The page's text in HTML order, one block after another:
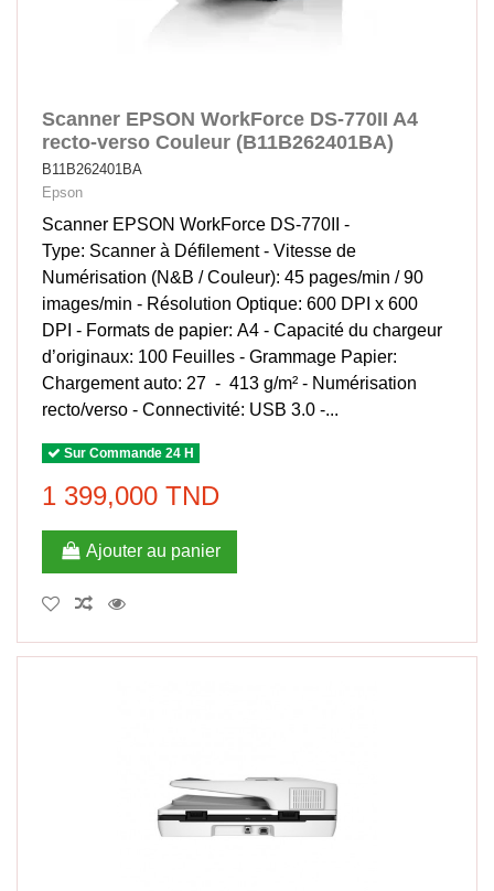
Scanner EPSON WorkForce DS-770II A4
recto-verso Couleur (B11B262401BA)
B11B262401BA
Epson
Scanner EPSON WorkForce DS-770II -
Type: Scanner à Défilement - Vitesse de
Numérisation (N&B / Couleur): 45 pages/min / 90
images/min - Résolution Optique: 600 DPI x 600
DPI - Formats de papier: A4 - Capacité du chargeur
d’originaux: 100 Feuilles - Grammage Papier:
Chargement auto: 27 - 413 g/m² - Numérisation
recto/verso - Connectivité: USB 3.0 -...
Sur Commande 24 H
1 399,000 TND
Ajouter au panier